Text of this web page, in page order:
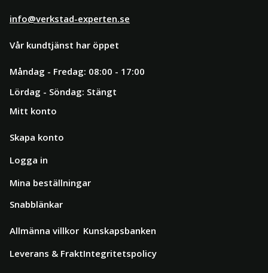
info@verkstad-experten.se
Vår kundtjänst har öppet
Måndag - Fredag: 08:00 - 17:00
Lördag - Söndag: Stängt
Mitt konto
Skapa konto
Logga in
Mina beställningar
Snabblänkar
Allmänna villkor
Leverans & Frakt
Kunskapsbanken
Integritetspolicy